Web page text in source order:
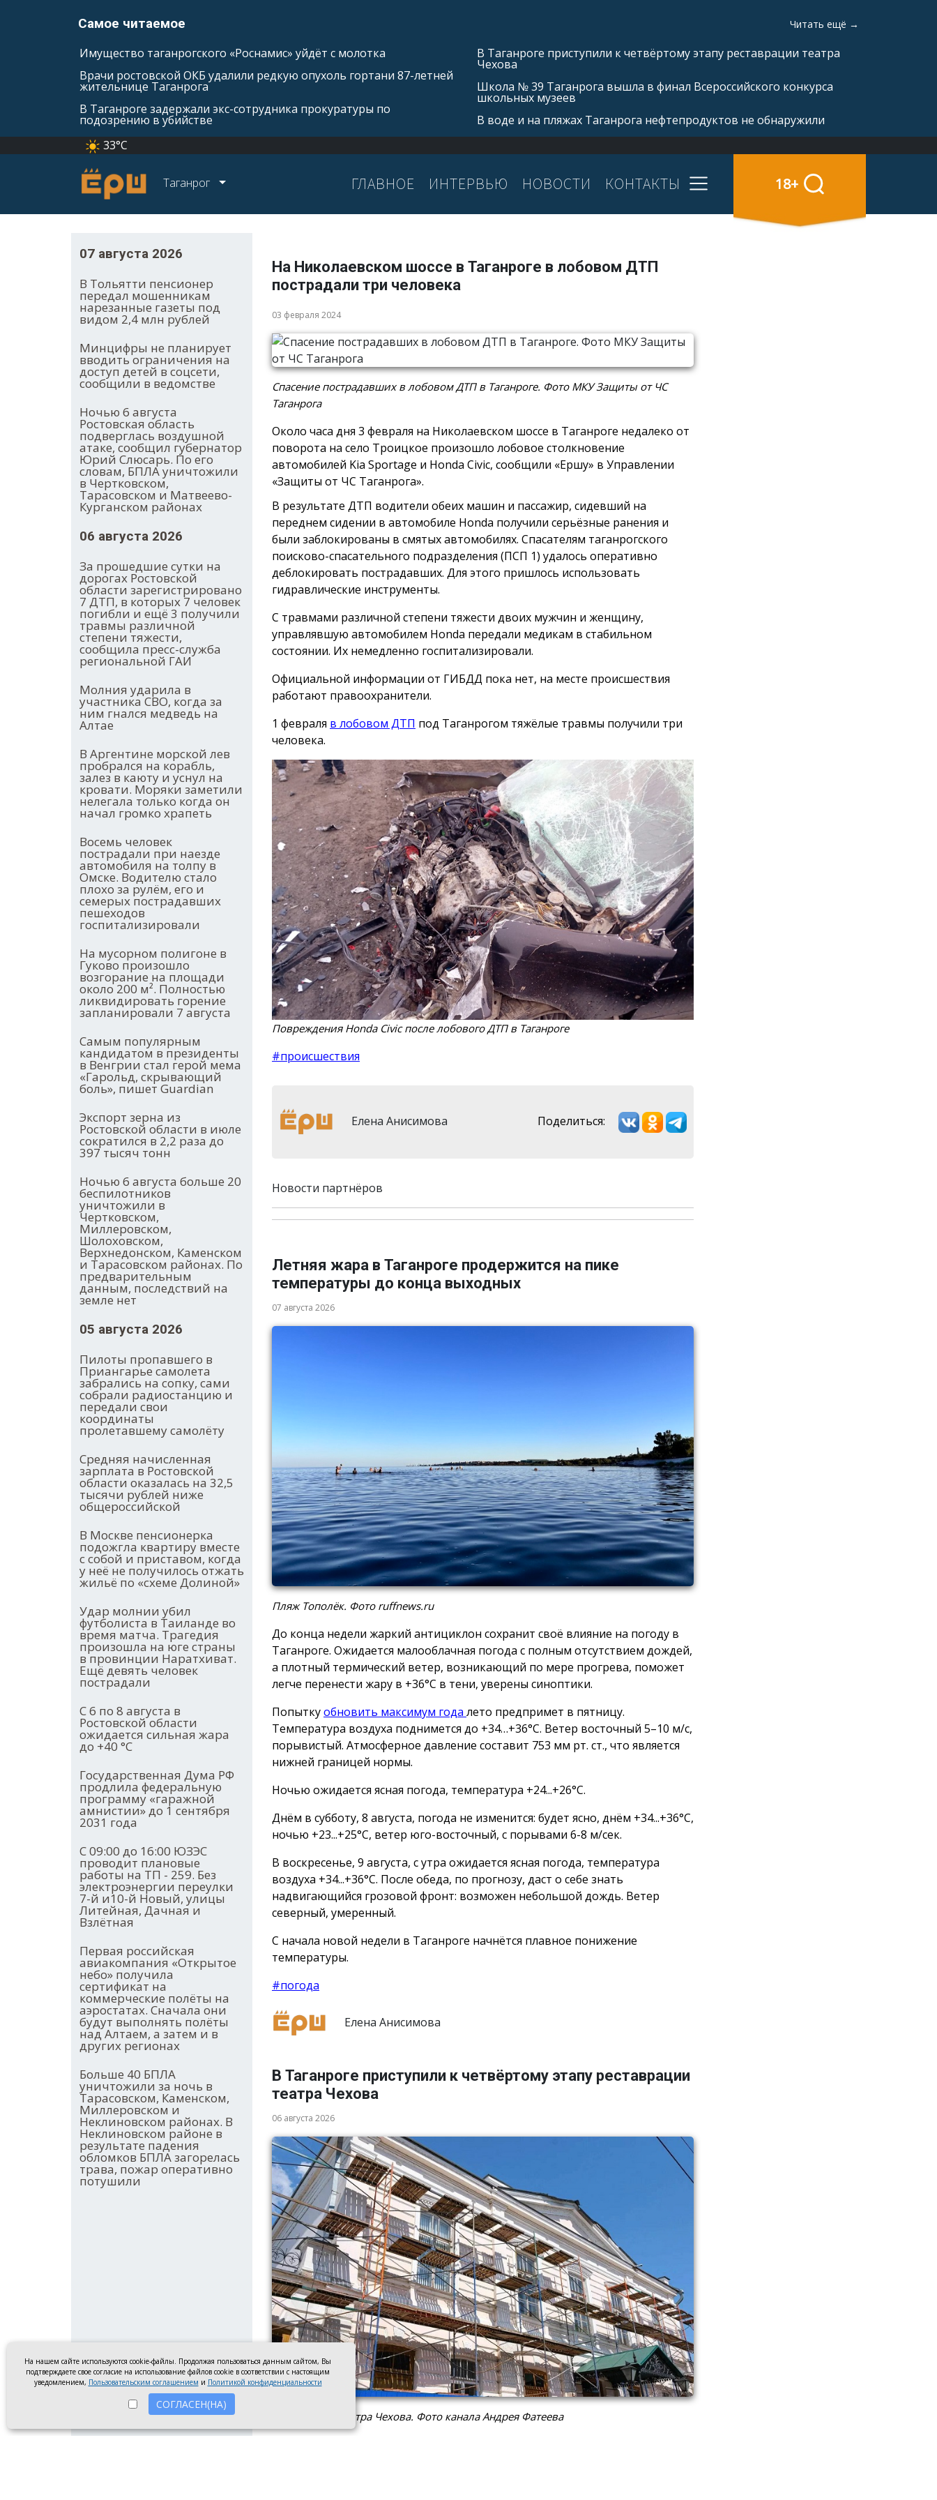
Самое читаемое Читать ещё →
Имущество таганрогского «Роснамис» уйдёт с молотка
Врачи ростовской ОКБ удалили редкую опухоль гортани 87-летней
жительнице Таганрога
В Таганроге задержали экс-сотрудника прокуратуры по
подозрению в убийстве
В Таганроге приступили к четвёртому этапу реставрации театра
Чехова
Школа № 39 Таганрога вышла в финал Всероссийского конкурса
школьных музеев
В воде и на пляжах Таганрога нефтепродуктов не обнаружили
33°C
Таганрог ГЛАВНОЕ ИНТЕРВЬЮ НОВОСТИ КОНТАКТЫ 18+
07 августа 2026
В Тольятти пенсионер
передал мошенникам
нарезанные газеты под
видом 2,4 млн рублей
Минцифры не планирует
вводить ограничения на
доступ детей в соцсети,
сообщили в ведомстве
Ночью 6 августа
Ростовская область
подверглась воздушной
атаке, сообщил губернатор
Юрий Слюсарь. По его
словам, БПЛА уничтожили
в Чертковском,
Тарасовском и Матвеево-
Курганском районах
06 августа 2026
За прошедшие сутки на
дорогах Ростовской
области зарегистрировано
7 ДТП, в которых 7 человек
погибли и ещё 3 получили
травмы различной
степени тяжести,
сообщила пресс-служба
региональной ГАИ
Молния ударила в
участника СВО, когда за
ним гнался медведь на
Алтае
В Аргентине морской лев
пробрался на корабль,
залез в каюту и уснул на
кровати. Моряки заметили
нелегала только когда он
начал громко храпеть
Восемь человек
пострадали при наезде
автомобиля на толпу в
Омске. Водителю стало
плохо за рулём, его и
семерых пострадавших
пешеходов
госпитализировали
На мусорном полигоне в
Гуково произошло
возгорание на площади
около 200 м². Полностью
ликвидировать горение
запланировали 7 августа
Самым популярным
кандидатом в президенты
в Венгрии стал герой мема
«Гарольд, скрывающий
боль», пишет Guardian
Экспорт зерна из
Ростовской области в июле
сократился в 2,2 раза до
397 тысяч тонн
Ночью 6 августа больше 20
беспилотников
уничтожили в
Чертковском,
Миллеровском,
Шолоховском,
Верхнедонском, Каменском
и Тарасовском районах. По
предварительным
данным, последствий на
земле нет
05 августа 2026
Пилоты пропавшего в
Приангарье самолета
забрались на сопку, сами
собрали радиостанцию и
передали свои
координаты
пролетавшему самолёту
Средняя начисленная
зарплата в Ростовской
области оказалась на 32,5
тысячи рублей ниже
общероссийской
В Москве пенсионерка
подожгла квартиру вместе
с собой и приставом, когда
у неё не получилось отжать
жильё по «схеме Долиной»
Удар молнии убил
футболиста в Таиланде во
время матча. Трагедия
произошла на юге страны
в провинции Наратхиват.
Ещё девять человек
пострадали
С 6 по 8 августа в
Ростовской области
ожидается сильная жара
до +40 °С
Государственная Дума РФ
продлила федеральную
программу «гаражной
амнистии» до 1 сентября
2031 года
С 09:00 до 16:00 ЮЗЭС
проводит плановые
работы на ТП - 259. Без
электроэнергии переулки
7-й и10-й Новый, улицы
Литейная, Дачная и
Взлётная
Первая российская
авиакомпания «Открытое
небо» получила
сертификат на
коммерческие полёты на
аэростатах. Сначала они
будут выполнять полёты
над Алтаем, а затем и в
других регионах
Больше 40 БПЛА
уничтожили за ночь в
Тарасовском, Каменском,
Миллеровском и
Неклиновском районах. В
Неклиновском районе в
результате падения
обломков БПЛА загорелась
трава, пожар оперативно
потушили
На Николаевском шоссе в Таганроге в лобовом ДТП
пострадали три человека
03 февраля 2024
Спасение пострадавших в лобовом ДТП в Таганроге. Фото МКУ Защиты от ЧС
Таганрога
Около часа дня 3 февраля на Николаевском шоссе в Таганроге недалеко от
поворота на село Троицкое произошло лобовое столкновение
автомобилей Kia Sportage и Honda Civic, сообщили «Ершу» в Управлении
«Защиты от ЧС Таганрога».
В результате ДТП водители обеих машин и пассажир, сидевший на
переднем сидении в автомобиле Honda получили серьёзные ранения и
были заблокированы в смятых автомобилях. Спасателям таганрогского
поисково-спасательного подразделения (ПСП 1) удалось оперативно
деблокировать пострадавших. Для этого пришлось использовать
гидравлические инструменты.
С травмами различной степени тяжести двоих мужчин и женщину,
управлявшую автомобилем Honda передали медикам в стабильном
состоянии. Их немедленно госпитализировали.
Официальной информации от ГИБДД пока нет, на месте происшествия
работают правоохранители.
1 февраля в лобовом ДТП под Таганрогом тяжёлые травмы получили три
человека.
Повреждения Honda Civic после лобового ДТП в Таганроге
#происшествия
Елена Анисимова Поделиться:
Новости партнёров
Летняя жара в Таганроге продержится на пике
температуры до конца выходных
07 августа 2026
Пляж Тополёк. Фото ruffnews.ru
До конца недели жаркий антициклон сохранит своё влияние на погоду в
Таганроге. Ожидается малооблачная погода с полным отсутствием дождей,
а плотный термический ветер, возникающий по мере прогрева, поможет
легче перенести жару в +36°С в тени, уверены синоптики.
Попыткуобновить максимум года лето предпримет в пятницу.
Температура воздуха поднимется до +34…+36°С. Ветер восточный 5–10 м/с,
порывистый. Атмосферное давление составит 753 мм рт. ст., что является
нижней границей нормы.
Ночью ожидается ясная погода, температура +24...+26°С.
Днём в субботу, 8 августа, погода не изменится: будет ясно, днём +34...+36°С,
ночью +23...+25°С, ветер юго-восточный, с порывами 6-8 м/сек.
В воскресенье, 9 августа, с утра ожидается ясная погода, температура
воздуха +34...+36°С. После обеда, по прогнозу, даст о себе знать
надвигающийся грозовой фронт: возможен небольшой дождь. Ветер
северный, умеренный.
С начала новой недели в Таганроге начнётся плавное понижение
температуры.
#погода
Елена Анисимова
В Таганроге приступили к четвёртому этапу реставрации
театра Чехова
06 августа 2026
Реставрация театра Чехова. Фото канала Андрея Фатеева
На нашем сайте используются cookie-файлы. Продолжая пользоваться данным сайтом, Вы
подтверждаете свое согласие на использование файлов cookie в соответствии с настоящим
уведомлением, Пользовательским соглашением и Политикой конфиденциальности
СОГЛАСЕН(НА)